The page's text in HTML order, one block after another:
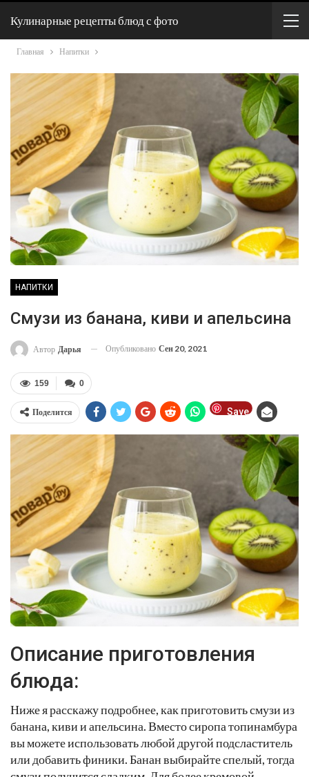
Кулинарные рецепты блюд с фото
Главная Напитки
НАПИТКИ
Смузи из банана, киви и апельсина
Автор Дарья Опубликовано Сен 20, 2021
0
159
Поделится Save
Описание приготовления
блюда:
Ниже я расскажу подробнее, как приготовить смузи из
банана, киви и апельсина. Вместо сиропа топинамбура
вы можете использовать любой другой подсластитель
или добавить финики. Банан выбирайте спелый, тогда